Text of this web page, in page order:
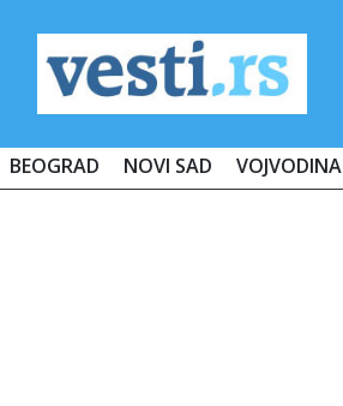
BEOGRAD NOVI SAD VOJVODINA